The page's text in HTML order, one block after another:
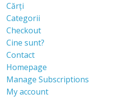
Cărți
Categorii
Checkout
Cine sunt?
Contact
Homepage
Manage Subscriptions
My account